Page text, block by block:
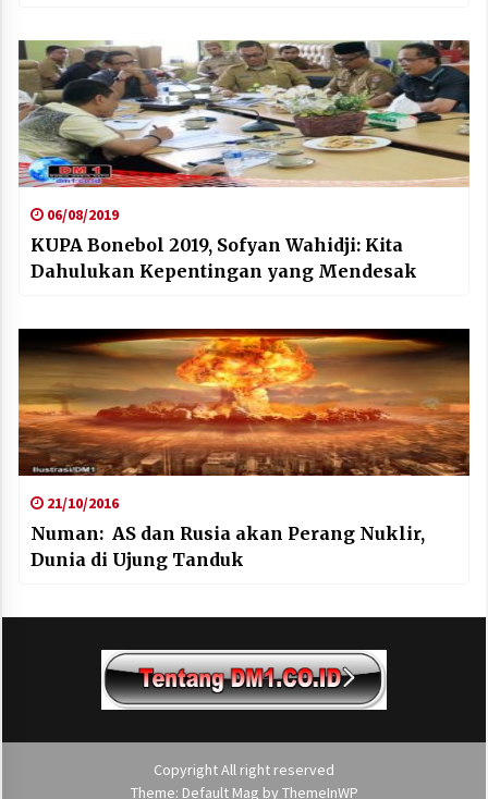
06/08/2019
KUPA Bonebol 2019, Sofyan Wahidji: Kita
Dahulukan Kepentingan yang Mendesak
21/10/2016
Numan: AS dan Rusia akan Perang Nuklir,
Dunia di Ujung Tanduk
Copyright All right reserved
Theme: Default Mag by ThemeInWP